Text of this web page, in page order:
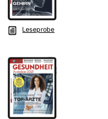
Leseprobe